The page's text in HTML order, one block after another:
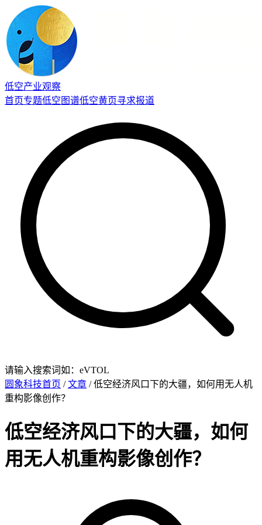
低空产业观察
首页专题低空图谱低空黄页寻求报道
请输入搜索词如：eVTOL
圆象科技首页 /文章 / 低空经济风口下的大疆，如何用无人机
重构影像创作？
低空经济风口下的大疆，如何
用无人机重构影像创作？